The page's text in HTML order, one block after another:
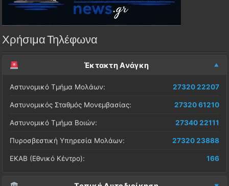
Χρήσιμα Τηλέφωνα
Έκτακτη Ανάγκη
Αστυνομικό Τμήμα Μολάων: 27320 22207
Αστυνομικός Σταθμός Μονεμβασίας: 27320 61210
Αστυνομικό Τμήμα Βοιών: 27340 22111
Πυροσβεστική Υπηρεσία Μολάων: 27320 23888
ΕΚΑΒ (Εθνικό Κέντρο): 166